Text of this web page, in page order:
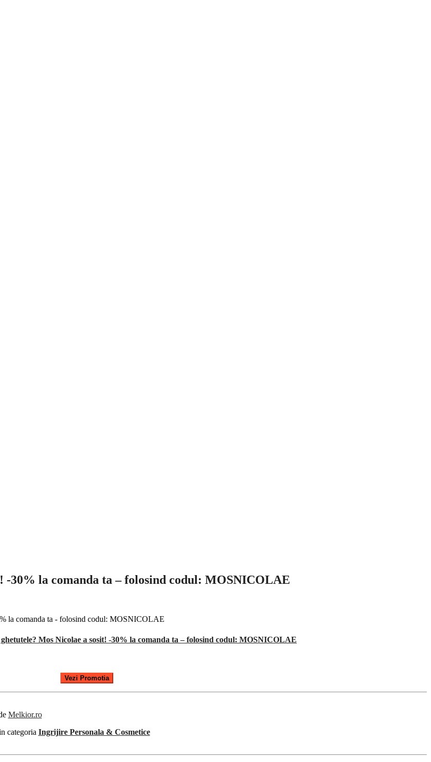
-30% la comanda ta – folosind codul: MOSNICOLAE
Mos Nicolae a sosit! -30% la comanda ta – folosind codul: MOSNICOLAE
Vezi Promotia
Melkior.ro
categoria Ingrijire Personala & Cosmetice